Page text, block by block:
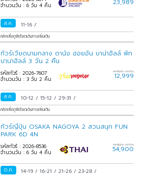
จำนวนวัน : 6 วัน 4 คืน
23,989
ส.ค. 11-16/
คลิกเพื่อดูพีเรียดเดินทางเพิ่มเติม
ทัวร์เวียดนามกลาง ดานัง ฮอยอัน บาน่าฮิลล์ พัก
บานาฮิลล์ 3 วัน 2 คืน
รหัสทัวร์ : 2026-7607
จำนวนวัน : 3 วัน 2 คืน
ราคาเริ่มต้น บาท/ท่าน
12,999
ส.ค. 10-12/15-12/29-31/
คลิกเพื่อดูพีเรียดเดินทางเพิ่มเติม
ทัวร์ญี่ปุ่น OSAKA NAGOYA 2 สวนสนุก FUN
PARK 6D 4N
รหัสทัวร์ : 2026-8536
จำนวนวัน : 6 วัน 4 คืน
ราคาเริ่มต้น บาท/ท่าน
54,900
ต.ค. 14-19/16-21/21-26/23-28/